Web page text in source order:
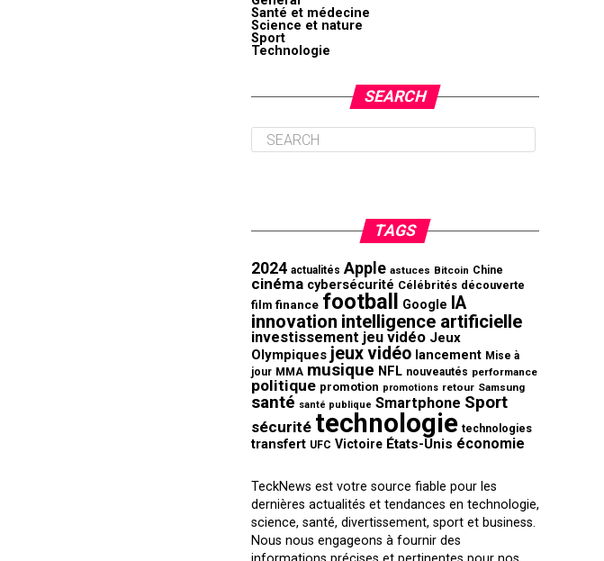
Santé et médecine
Science et nature
Sport
Technologie
SEARCH
TAGS
2024 actualités Apple astuces Bitcoin Chine
cinéma cybersécurité Célébrités découverte
film finance football Google IA
innovation intelligence artificielle
investissement jeu vidéo Jeux
Olympiques jeux vidéo lancement Mise à
jour MMA musique NFL nouveautés performance
politique promotion promotions retour Samsung
santé santé publique Smartphone Sport
sécurité technologie technologies
transfert UFC Victoire États-Unis économie
TeckNews est votre source fiable pour les
dernières actualités et tendances en technologie,
science, santé, divertissement, sport et business.
Nous nous engageons à fournir des